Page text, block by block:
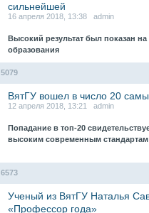
сильнейшей
16 апреля 2018, 13:38 admin
Высокий результат был показан
образования
5079
ВятГУ вошел в число 20
12 апреля 2018, 13:21 admin
Попадание в топ-20
высоким современным стандартам
6573
Ученый из ВятГУ Наталья
«Профессор года»